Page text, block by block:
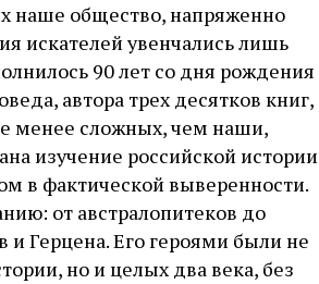
наше общество, напряженно
искателей увенчались лишь
90 лет со дня рождения
автора трех десятков книг,
менее сложных, чем наши,
изучение российской истории
в фактической выверенности.
от австралопитеков до
Герцена. Его героями были не
но и целых два века, без